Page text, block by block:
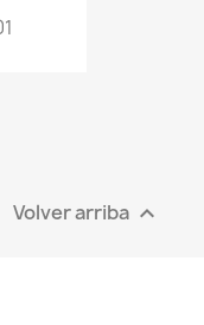
Volver arriba 